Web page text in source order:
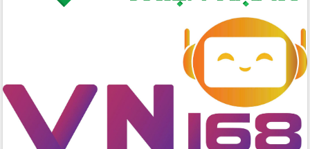
giải phóng mặt bằng Tuyến đường bộ
ven biển
Đắk Lắk nỗ lực thúc đẩy tăng trưởng
kinh tế từ 10% trở lên trong Quý
II/2026